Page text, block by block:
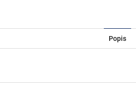
Popis